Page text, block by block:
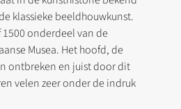
klassieke beeldhouwkunst.
onderdeel van de
Musea. Het hoofd, de
ontbreken en juist door dit
velen zeer onder de indruk